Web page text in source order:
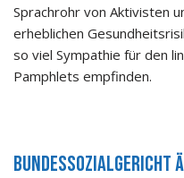
Sprachrohr von Aktivisten
erheblichen
so viel Sympathie für den
Pamphlets empfinden.
Bundessozialgericht